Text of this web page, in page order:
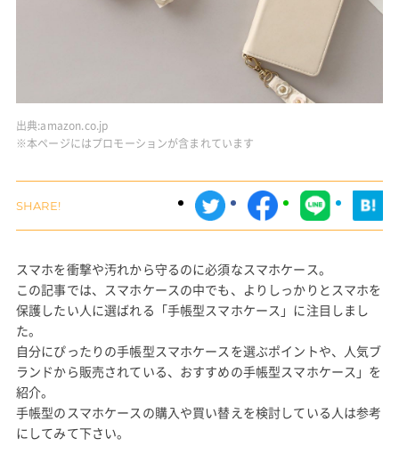
出典:amazon.co.jp
※本ページにはプロモーションが含まれています
スマホを衝撃や汚れから守るのに必須なスマホケース。
この記事では、スマホケースの中でも、よりしっかりとスマホを
保護したい人に選ばれる「手帳型スマホケース」に注目しまし
た。
自分にぴったりの手帳型スマホケースを選ぶポイントや、人気ブ
ランドから販売されている、おすすめの手帳型スマホケース」を
紹介。
手帳型のスマホケースの購入や買い替えを検討している人は参考
にしてみて下さい。